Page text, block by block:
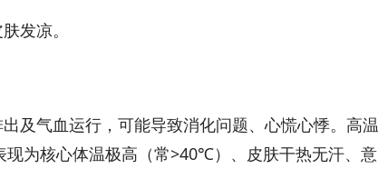
发凉。
及气血运行，可能导致消化问题、心慌心悸。高温
为核心体温极高（常>40℃）、皮肤干热无汗、意